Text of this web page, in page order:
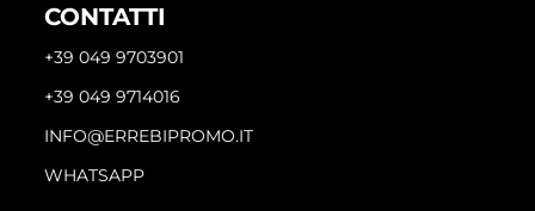
CONTATTI
+39 049 9703901
+39 049 9714016
INFO@ERREBIPROMO.IT
WHATSAPP